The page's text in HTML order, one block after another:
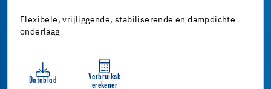
Flexibele, vrijliggende, stabiliserende en dampdichte
onderlaag
Datablad
Verbruiksb
erekener